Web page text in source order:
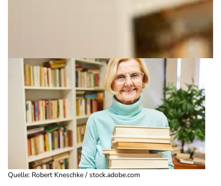
Quelle: Robert Kneschke / stock.adobe.com